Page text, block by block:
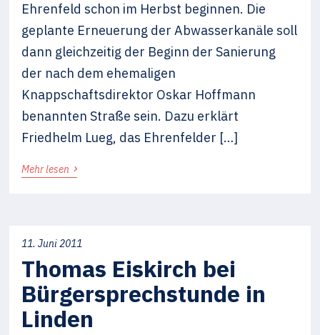
Ehrenfeld schon im Herbst beginnen. Die
geplante Erneuerung der Abwasserkanäle soll
dann gleichzeitig der Beginn der Sanierung
der nach dem ehemaligen
Knappschaftsdirektor Oskar Hoffmann
benannten Straße sein. Dazu erklärt
Friedhelm Lueg, das Ehrenfelder […]
Mehr lesen ›
11. Juni 2011
Thomas Eiskirch bei
Bürgersprechstunde in
Linden